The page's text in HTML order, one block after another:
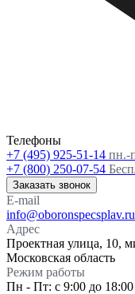
Телефоны
+7 (495) 925-51-14 пн.-
+7 (800) 250-07-54
Заказать звонок
E-mail
info@oboronspecsplav.ru
Адрес
Проектная улица, 10,
Московская область
Режим работы
Пн - Пт: с 9:00 до 18:00